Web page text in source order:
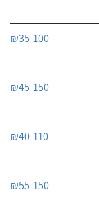
₪35-100
₪45-150
₪40-110
₪55-150